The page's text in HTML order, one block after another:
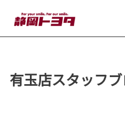
有玉店スタッフ